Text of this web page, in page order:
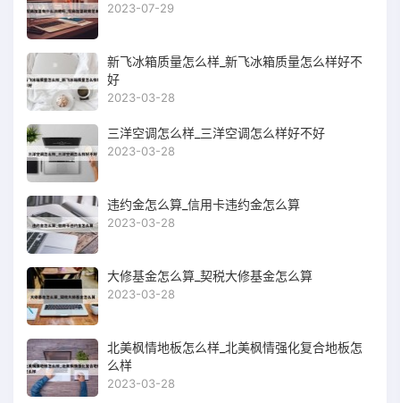
2023-07-29
新飞冰箱质量怎么样_新飞冰箱质量怎么样好不
好
2023-03-28
三洋空调怎么样_三洋空调怎么样好不好
2023-03-28
违约金怎么算_信用卡违约金怎么算
2023-03-28
大修基金怎么算_契税大修基金怎么算
2023-03-28
北美枫情地板怎么样_北美枫情强化复合地板怎
么样
2023-03-28